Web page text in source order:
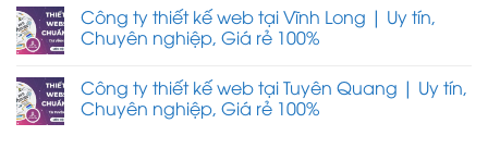
Công ty thiết kế web tại Vĩnh Long | Uy tín,
Chuyên nghiệp, Giá rẻ 100%
Công ty thiết kế web tại Tuyên Quang | Uy tín,
Chuyên nghiệp, Giá rẻ 100%